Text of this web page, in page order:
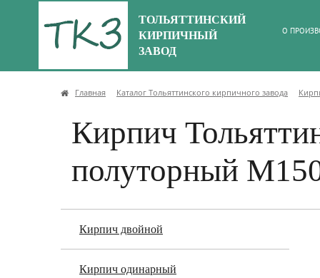
ТОЛЬЯТТИНСКИЙ
КИРПИЧНЫЙ
ЗАВОД
О
Главная Каталог Тольяттинского кирпичного завода
Кирпич
полуторный
Кирпич двойной
Кирпич одинарный